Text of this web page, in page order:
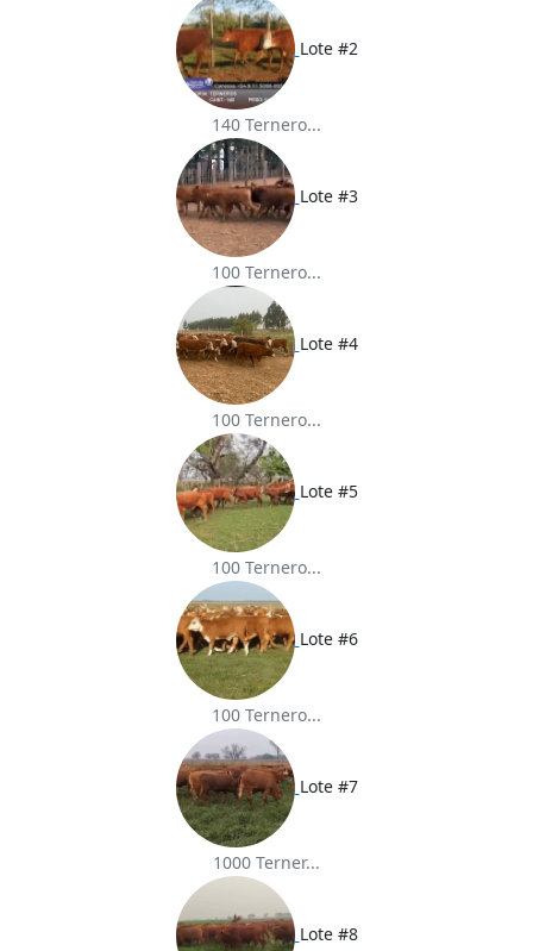
Lote #2
140 Ternero...
Lote #3
100 Ternero...
Lote #4
100 Ternero...
Lote #5
100 Ternero...
Lote #6
100 Ternero...
Lote #7
1000 Terner...
Lote #8